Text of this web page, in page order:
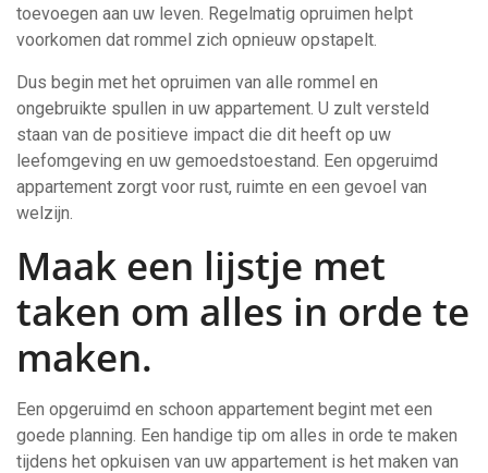
toevoegen aan uw leven. Regelmatig opruimen helpt
voorkomen dat rommel zich opnieuw opstapelt.
Dus begin met het opruimen van alle rommel en
ongebruikte spullen in uw appartement. U zult versteld
staan van de positieve impact die dit heeft op uw
leefomgeving en uw gemoedstoestand. Een opgeruimd
appartement zorgt voor rust, ruimte en een gevoel van
welzijn.
Maak een lijstje met
taken om alles in orde te
maken.
Een opgeruimd en schoon appartement begint met een
goede planning. Een handige tip om alles in orde te maken
tijdens het opkuisen van uw appartement is het maken van